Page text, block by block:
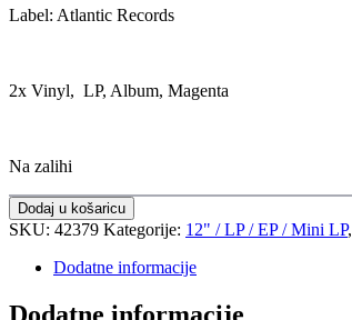
Label: Atlantic Records
2x Vinyl, LP, Album, Magenta
Na zalihi
Dodaj u košaricu
SKU: 42379 Kategorije: 12" / LP / EP / Mini LP,
Dodatne informacije
Dodatne informacije